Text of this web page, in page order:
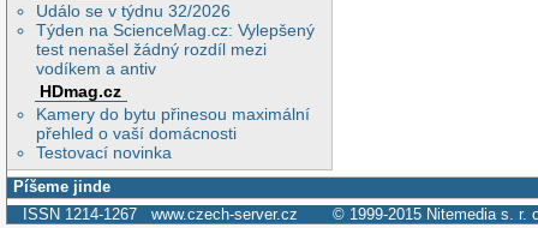
Událo se v týdnu 32/2026
Týden na ScienceMag.cz: Vylepšený
test nenašel žádný rozdíl mezi
vodíkem a antiv
HDmag.cz
Kamery do bytu přinesou maximální
přehled o vaší domácnosti
Testovací novinka
Píšeme jinde
ISSN 1214-1267 www.czech-server.cz © 1999-2015 Nitemedia s. r.